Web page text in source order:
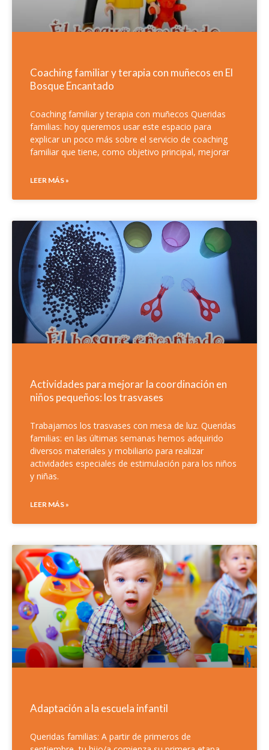
Coaching familiar y terapia con muñecos en El
Bosque Encantado
Coaching familiar y terapia con muñecos Queridas
familias: hoy queremos usar este espacio para
explicar un poco más sobre el servicio de coaching
familiar que tiene, como objetivo principal, mejorar
LEER MÁS »
Actividades para mejorar la coordinación en
niños pequeños: los trasvases
Trabajamos los trasvases con mesa de luz. Queridas
familias: en las últimas semanas hemos adquirido
diversos materiales y mobiliario para realizar
actividades especiales de estimulación para los niños
y niñas.
LEER MÁS »
Adaptación a la escuela infantil
Queridas familias: A partir de primeros de